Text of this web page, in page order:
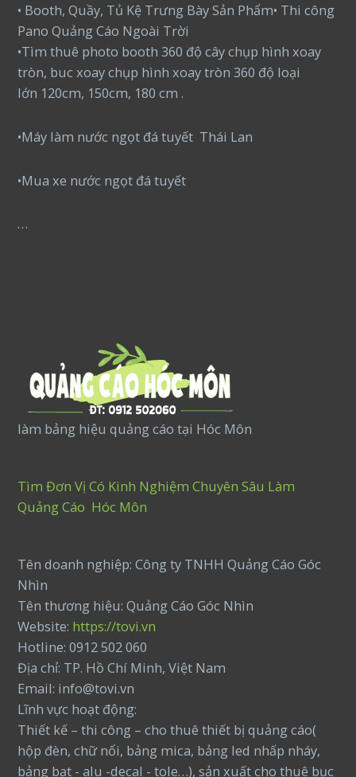
• Booth, Quầy, Tủ Kệ Trưng Bày Sản Phẩm• Thi công
Pano Quảng Cáo Ngoài Trời
•Tìm thuê photo booth 360 độ cây chụp hình xoay
tròn, buc xoay chụp hình xoay tròn 360 độ loại
lớn 120cm, 150cm, 180 cm .
•Máy làm nước ngọt đá tuyết Thái Lan
•Mua xe nước ngọt đá tuyết
…
làm bảng hiệu quảng cáo tại Hóc Môn
Tìm Đơn Vị Có Kinh Nghiệm Chuyên Sâu Làm
Quảng Cáo Hóc Môn
Tên doanh nghiệp: Công ty TNHH Quảng Cáo Góc
Nhìn
Tên thương hiệu: Quảng Cáo Góc Nhìn
Website: https://tovi.vn
Hotline: 0912 502 060
Địa chỉ: TP. Hồ Chí Minh, Việt Nam
Email: info@tovi.vn
Lĩnh vực hoạt động:
Thiết kế – thi công – cho thuê thiết bị quảng cáo(
hộp đèn, chữ nổi, bảng mica, bảng led nhấp nháy,
bảng bạt - alu -decal - tole…), sản xuất cho thuê bục